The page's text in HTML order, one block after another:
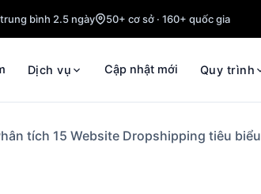
bình 2.5 ngày 50+ cơ sở · 160+ quốc gia
Dịch vụ Cập nhật mới Quy trình
tích 15 Website Dropshipping tiêu biểu